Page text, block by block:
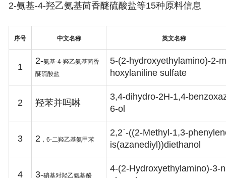
2-氨基-4-羟乙氨基茴香醚硫酸盐等15种原料信息
序号 中文名称 英文名称
1
2-氨基-4-羟乙氨基茴香
醚硫酸盐
5-(2-hydroxyethylamino)-2-
hoxylaniline sulfate
2 羟苯并吗啉
3,4-dihydro-2H-1,4-
6-ol
3 2 ，6-二羟乙基氨甲苯
2,2ˊ-((2-Methyl-1,3-
is(azanediyl))diethanol
4 3-硝基对羟乙氨基酚
4-(2-Hydroxyethylamino)-3-